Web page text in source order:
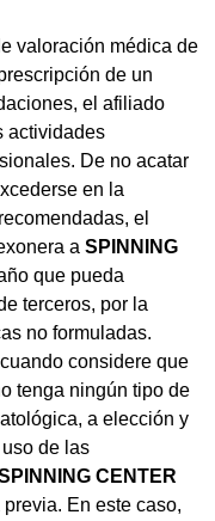
valoración médica de
de un
el afiliado
actividades
De no acatar
en la
el
a SPINNING
que pueda
terceros, por la
no formuladas.
considere que
tenga ningún tipo de
a elección y
de las
CENTER
En este caso,